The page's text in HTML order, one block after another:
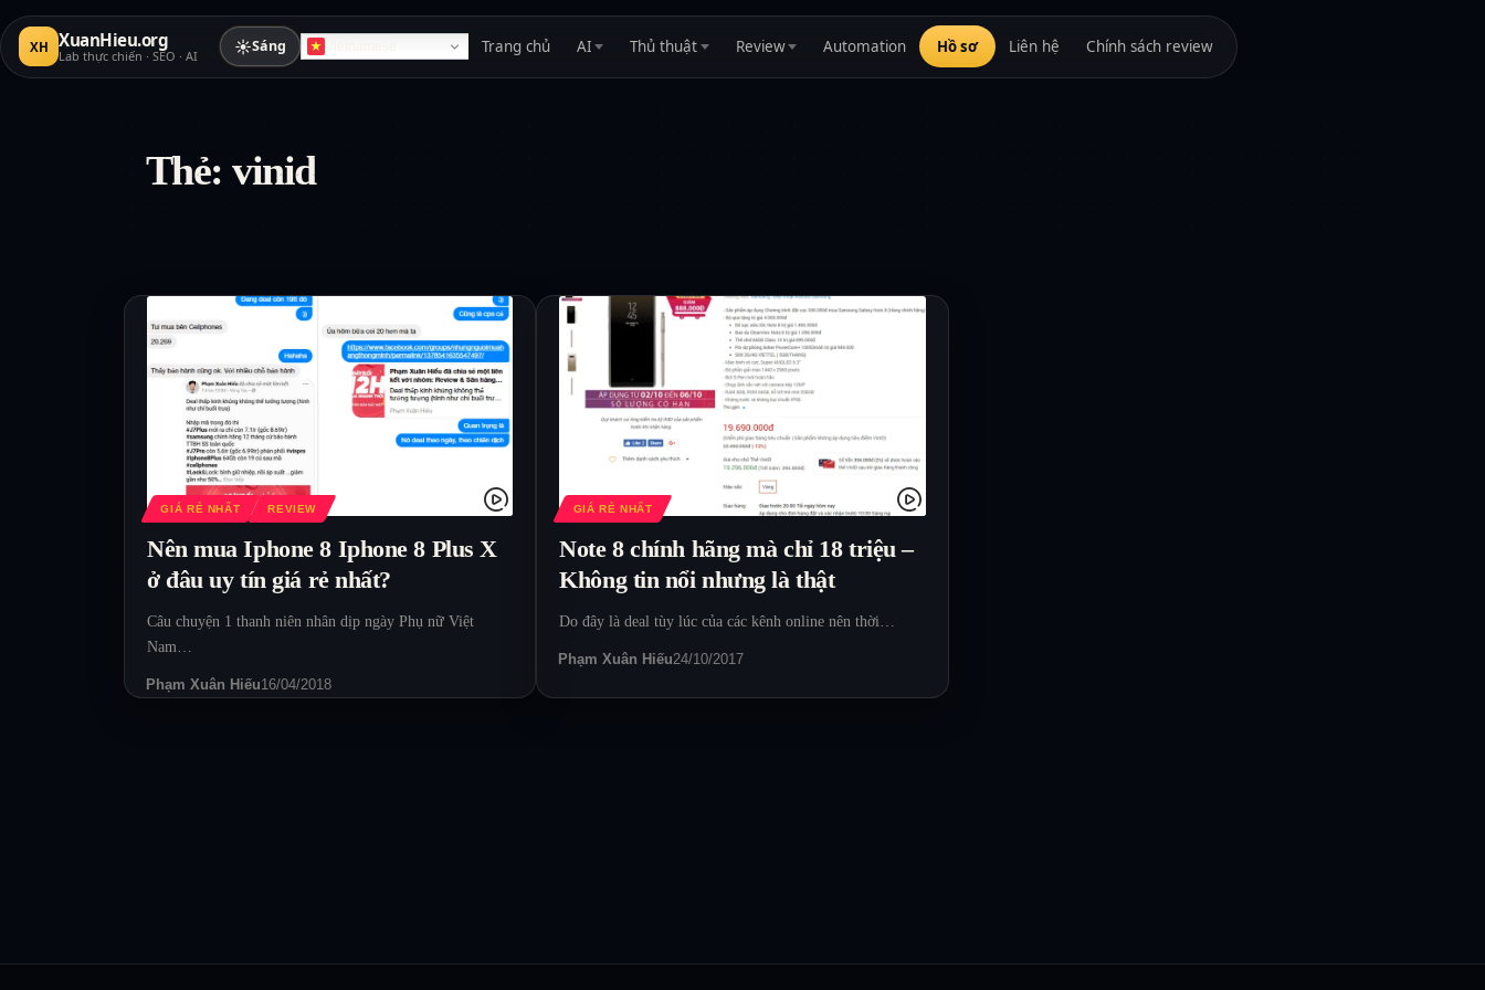
XH XuanHieu.org
Lab thực chiến · SEO · AI ☀Sáng Trang chủ AI Thủ thuật Review Automation Hồ sơ Liên hệ Chính sách review
Thẻ:vinid
GIÁ RẺ NHẤT REVIEW
Nên mua Iphone 8 Iphone 8 Plus X
ở đâu uy tín giá rẻ nhất?
Câu chuyện 1 thanh niên nhân dịp ngày Phụ nữ Việt
Nam…
Phạm Xuân Hiếu16/04/2018
GIÁ RẺ NHẤT
Note 8 chính hãng mà chỉ 18 triệu –
Không tin nổi nhưng là thật
Do đây là deal tùy lúc của các kênh online nên thời…
Phạm Xuân Hiếu24/10/2017